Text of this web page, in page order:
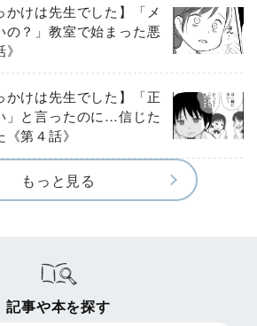
かけは先生でした】「メ
の？」教室で始まった悪
かけは先生でした】「正
」と言ったのに…信じた
第４話》
もっと見る
記事や本を探す